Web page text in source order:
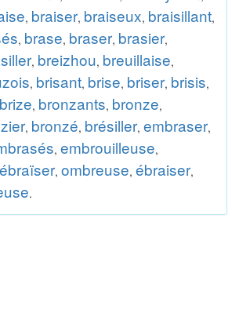
, braiser, braiseux, braisillant,
, brase, braser, brasier,
, breizhou, breuillaise,
, brisant, brise, briser, brisis,
brize, bronzants, bronze,
, bronzé, brésiller, embraser,
, embrouilleuse,
, ombreuse, ébraiser,
.